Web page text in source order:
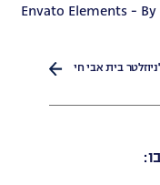
Envato Elements -
בית אבי חי